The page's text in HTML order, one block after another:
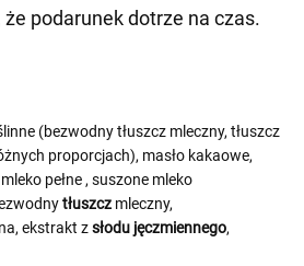
podarunek dotrze na czas.
(bezwodny tłuszcz mleczny, tłuszcz
proporcjach), masło kakaowe,
pełne , suszone mleko
tłuszcz mleczny,
ekstrakt zsłodu jęczmiennego,